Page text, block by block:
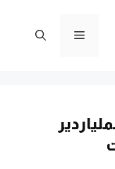
القائمة